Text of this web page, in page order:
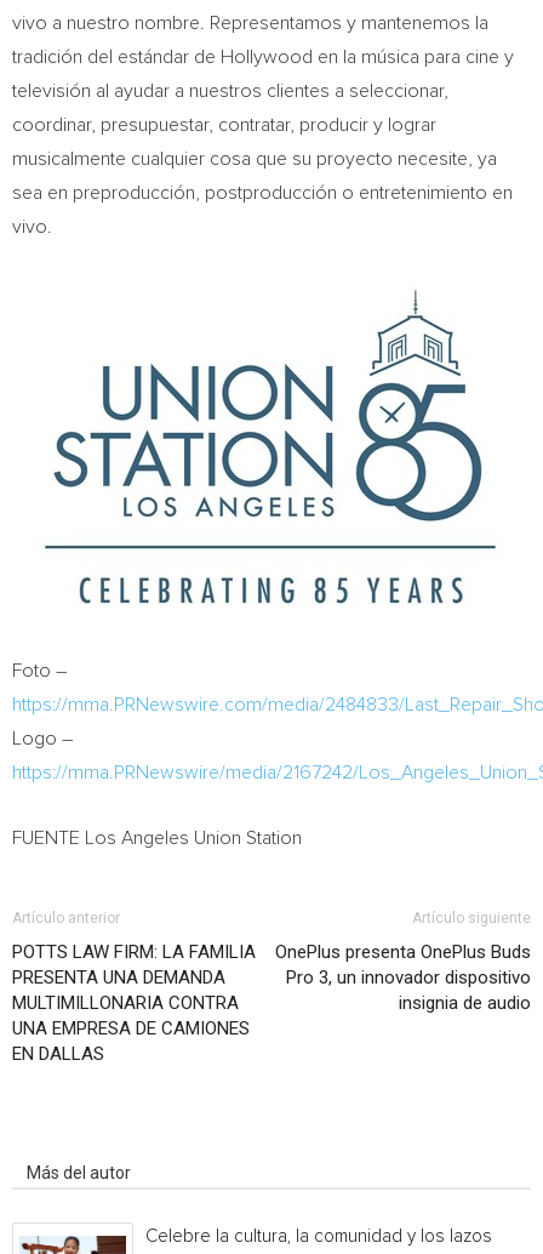
vivo a nuestro nombre. Representamos y mantenemos la
tradición del estándar de Hollywood en la música para cine y
televisión al ayudar a nuestros clientes a seleccionar,
coordinar, presupuestar, contratar, producir y lograr
musicalmente cualquier cosa que su proyecto necesite, ya
sea en preproducción, postproducción o entretenimiento en
vivo.
Foto –
https://mma.PRNewswire.com/media/2484833/
Logo –
https://mma.PRNewswire/media/2167242/
FUENTE Los Angeles Union Station
Artículo anterior
POTTS LAW FIRM: LA FAMILIA
PRESENTA UNA DEMANDA
MULTIMILLONARIA CONTRA
UNA EMPRESA DE CAMIONES
EN DALLAS
Artículo siguiente
OnePlus presenta OnePlus Buds
Pro 3, un innovador dispositivo
insignia de audio
Más del autor
Celebre la cultura, la comunidad y los lazos